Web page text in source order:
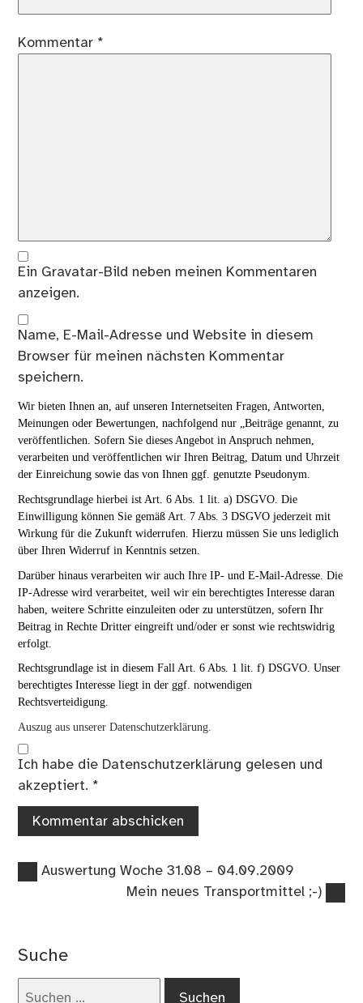
Kommentar *
Ein Gravatar-Bild neben meinen Kommentaren
anzeigen.
Name, E-Mail-Adresse und Website in diesem
Browser für meinen nächsten Kommentar
speichern.
Wir bieten Ihnen an, auf unseren Internetseiten Fragen, Antworten,
Meinungen oder Bewertungen, nachfolgend nur „Beiträge genannt, zu
veröffentlichen. Sofern Sie dieses Angebot in Anspruch nehmen,
verarbeiten und veröffentlichen wir Ihren Beitrag, Datum und Uhrzeit
der Einreichung sowie das von Ihnen ggf. genutzte Pseudonym.
Rechtsgrundlage hierbei ist Art. 6 Abs. 1 lit. a) DSGVO. Die
Einwilligung können Sie gemäß Art. 7 Abs. 3 DSGVO jederzeit mit
Wirkung für die Zukunft widerrufen. Hierzu müssen Sie uns lediglich
über Ihren Widerruf in Kenntnis setzen.
Darüber hinaus verarbeiten wir auch Ihre IP- und E-Mail-Adresse. Die
IP-Adresse wird verarbeitet, weil wir ein berechtigtes Interesse daran
haben, weitere Schritte einzuleiten oder zu unterstützen, sofern Ihr
Beitrag in Rechte Dritter eingreift und/oder er sonst wie rechtswidrig
erfolgt.
Rechtsgrundlage ist in diesem Fall Art. 6 Abs. 1 lit. f) DSGVO. Unser
berechtigtes Interesse liegt in der ggf. notwendigen
Rechtsverteidigung.
Auszug aus unserer Datenschutzerklärung.
Ich habe die Datenschutzerklärung gelesen und
akzeptiert. *
Beitragsnavigation
Vorheriger
Auswertung Woche 31.08 – 04.09.2009
Nächster
Mein neues Transportmittel ;-)
Suche